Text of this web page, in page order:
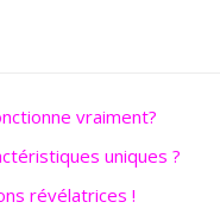
vraiment?
uniques ?
révélatrices !